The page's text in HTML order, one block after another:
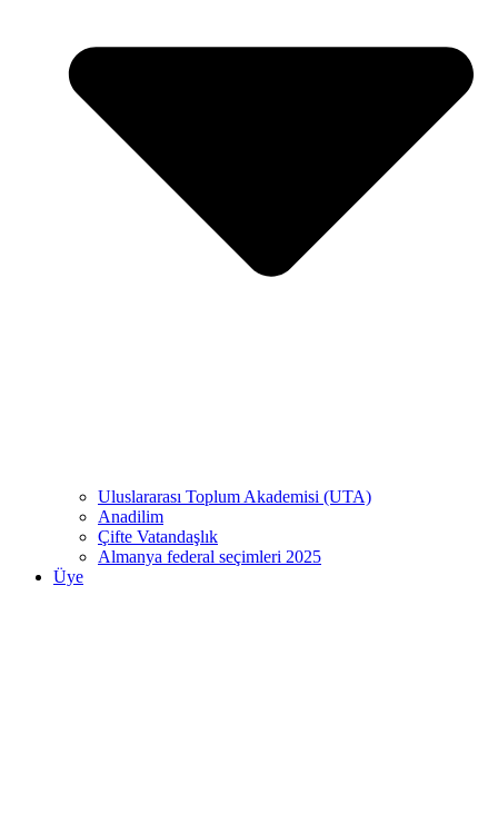
Uluslararası Toplum Akademisi (UTA)
Anadilim
Çifte Vatandaşlık
Almanya federal seçimleri 2025
Üye